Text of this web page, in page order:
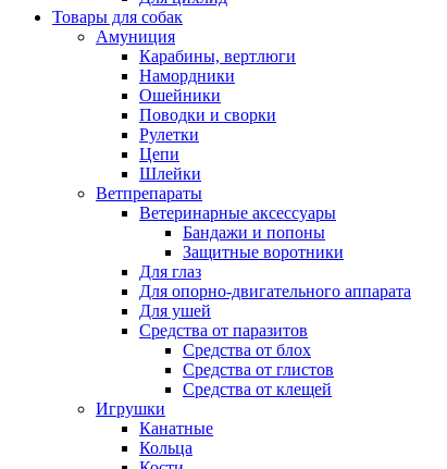
Товары для собак
Амуниция
Карабины, вертлюги
Намордники
Ошейники
Поводки и сворки
Рулетки
Цепи
Шлейки
Ветпрепараты
Ветеринарные аксессуары
Бандажи и попоны
Защитные воротники
Для глаз
Для опорно-двигательного аппарата
Для ушей
Средства от паразитов
Средства от блох
Средства от глистов
Средства от клещей
Игрушки
Канатные
Кольца